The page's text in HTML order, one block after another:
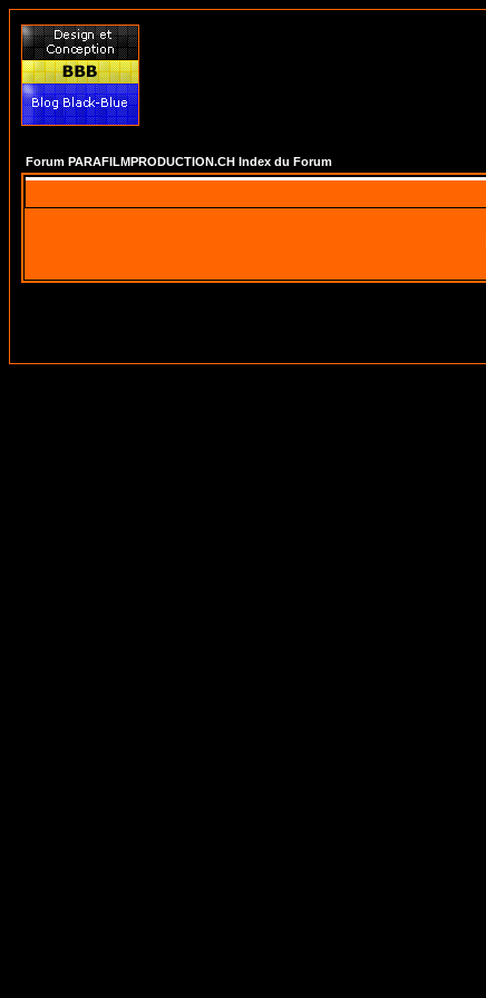
Forum PARAFILMPRODUCTION.CH Index du Forum